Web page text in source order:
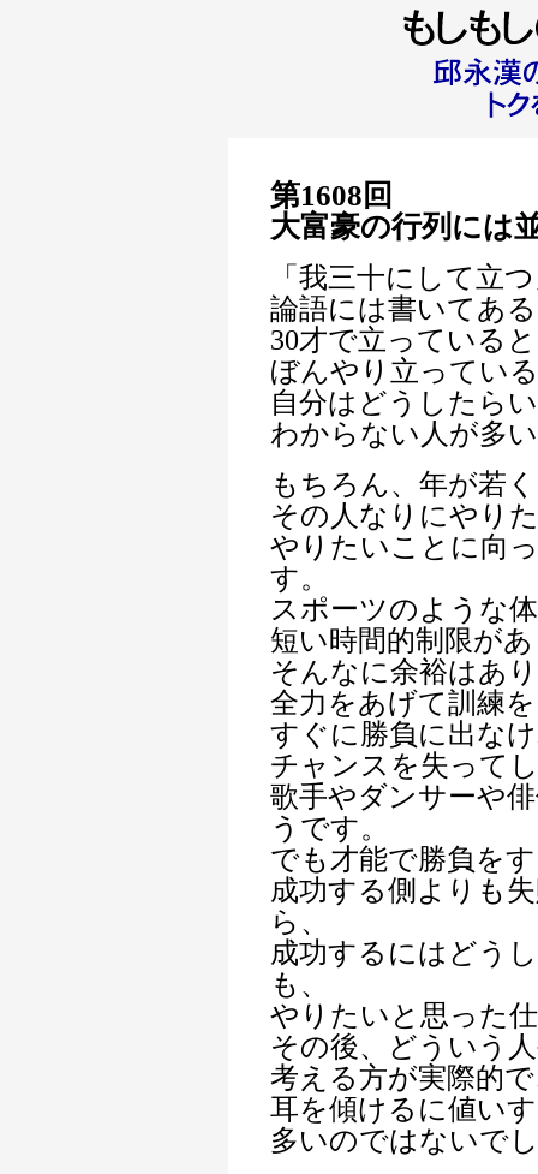
第1608回
大富豪の行列には
「我三十にして立
論語には書いてあ
30才で立っている
ぼんやり立ってい
自分はどうしたら
わからない人が多
もちろん、年が若
その人なりにやり
やりたいことに向
す。
スポーツのような
短い時間的制限が
そんなに余裕はあ
全力をあげて訓練
すぐに勝負に出な
チャンスを失って
歌手やダンサーや
うです。
でも才能で勝負を
成功する側よりも
ら、
成功するにはどう
も、
やりたいと思った
その後、どういう
考える方が実際的
耳を傾けるに値い
多いのではないで